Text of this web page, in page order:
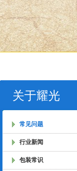
关于耀光
常见问题
行业新闻
包装常识